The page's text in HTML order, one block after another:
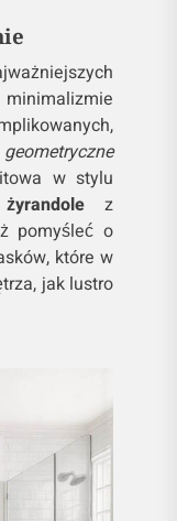
w stylu
z
pomyśleć o
które w
jak lustro